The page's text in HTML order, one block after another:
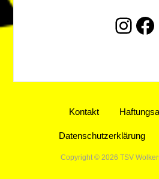
Kontakt
Datenschutzerklärung
Copyright © 2026 TSV